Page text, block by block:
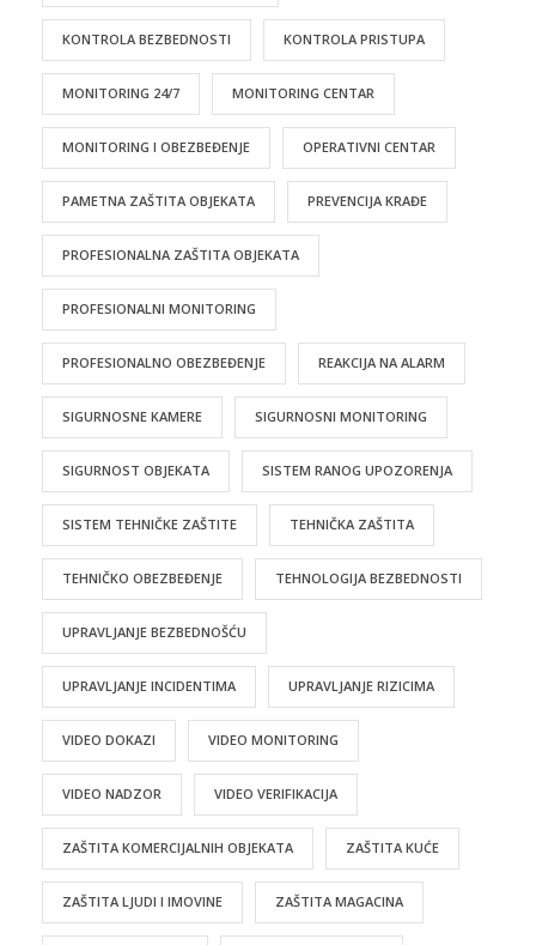
KONTROLA BEZBEDNOSTI KONTROLA PRISTUPA
MONITORING 24/7 MONITORING CENTAR
MONITORING I OBEZBEĐENJE OPERATIVNI CENTAR
PAMETNA ZAŠTITA OBJEKATA PREVENCIJA KRAĐE
PROFESIONALNA ZAŠTITA OBJEKATA
PROFESIONALNI MONITORING
PROFESIONALNO OBEZBEĐENJE REAKCIJA NA ALARM
SIGURNOSNE KAMERE SIGURNOSNI MONITORING
SIGURNOST OBJEKATA SISTEM RANOG UPOZORENJA
SISTEM TEHNIČKE ZAŠTITE TEHNIČKA ZAŠTITA
TEHNIČKO OBEZBEĐENJE TEHNOLOGIJA BEZBEDNOSTI
UPRAVLJANJE BEZBEDNOŠĆU
UPRAVLJANJE INCIDENTIMA UPRAVLJANJE RIZICIMA
VIDEO DOKAZI VIDEO MONITORING
VIDEO NADZOR VIDEO VERIFIKACIJA
ZAŠTITA KOMERCIJALNIH OBJEKATA ZAŠTITA KUĆE
ZAŠTITA LJUDI I IMOVINE ZAŠTITA MAGACINA